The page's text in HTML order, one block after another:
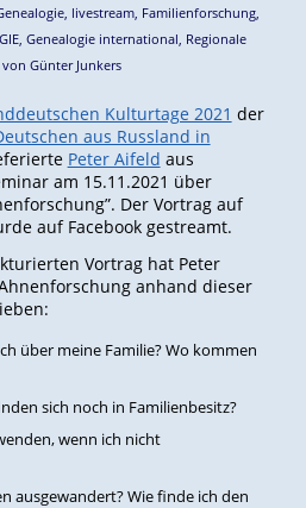
, livestream, Familienforschung,
, Genealogie international, Regionale
von Günter Junkers
Kulturtage 2021 der
aus Russland in
Peter Aifeld aus
am 15.11.2021 über
Der Vortrag auf
auf Facebook gestreamt.
Vortrag hat Peter
anhand dieser
über meine Familie? Wo kommen
sich noch in Familienbesitz?
wenn ich nicht
ausgewandert? Wie finde ich den